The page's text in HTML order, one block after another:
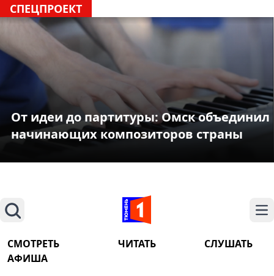
СПЕЦПРОЕКТ
От идеи до партитуры: Омск объединил
начинающих композиторов страны
Поиск
СМОТРЕТЬ ЧИТАТЬ
СЛУШАТЬ
АФИША